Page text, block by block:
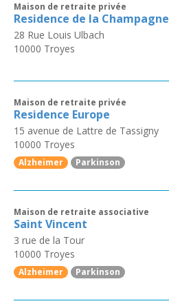
Maison de retraite privée
Residence de la Champagne
28 Rue Louis Ulbach
10000 Troyes
Maison de retraite privée
Residence Europe
15 avenue de Lattre de Tassigny
10000 Troyes
Alzheimer Parkinson
Maison de retraite associative
Saint Vincent
3 rue de la Tour
10000 Troyes
Alzheimer Parkinson